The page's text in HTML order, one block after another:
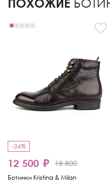
-34%
12 500 ₽ 18 800
Ботинки Kristina & Milan